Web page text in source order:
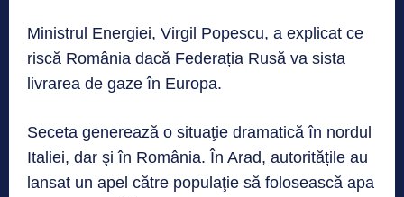
Ministrul Energiei, Virgil Popescu, a explicat ce
riscă România dacă Federația Rusă va sista
livrarea de gaze în Europa.
Seceta generează o situaţie dramatică în nordul
Italiei, dar şi în România. În Arad, autoritățile au
lansat un apel către populaţie să folosească apa